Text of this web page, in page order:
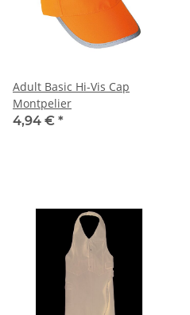
Adult Basic Hi-Vis Cap
Montpelier
4,94 € *